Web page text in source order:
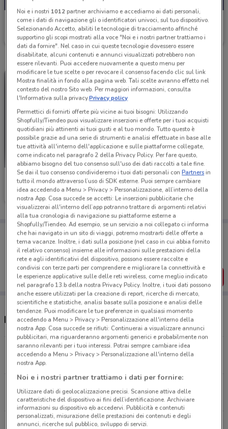
Toys Center
Scade il 26/08 2.6 km
Toys Center
Scade il 31/12 2.6 km
Porta DoveConviene sempre con te!
Puoi trovare le migliori offerte dei negozi vicino a te,
salvarle e creare la tua lista del risparmio, comodamente
dal tuo cellulare.
SCARICA L’APP
Negozi Toys Center a Pomezia
Via Pontina, Km 27,500 Area Produttiva
2.6 km
21.5 km
CHIUSO
Via Geminiano Montanari Fiumicino
Noi e i nostri 1012partner archiviamo e accediamo ai dati personali,
come i dati di navigazione gli o identificatori univoci, sul tuo dispositivo.
Selezionando Accetto, abiliti le tecnologie di tracciamento affinché
supportino gli scopi mostrati alla voce "Noi e i nostri partner trattiamo i
dati da fornire". Nel caso in cui queste tecnologie dovessero essere
disabilitate, alcuni contenuti e annunci visualizzati potrebbero non
essere rilevanti. Puoi accedere nuovamente a questo menu per
modificare le tue scelte o per revocare il consenso facendo clic sul link
Mostra finalità in fondo alla pagina web. Tali scelte avranno effetto nel
contesto del nostro Sito web. Per maggiori informazioni, consulta
l'Informativa sulla privacy.Privacy policy
Permettici di fornirti offerte più vicine ai tuoi bisogni: Utilizzando
Shopfully/Tiendeo puoi visualizzare inserzioni e offerte per i tuoi acquisti
quotidiani più attinenti ai tuoi gusti e al tuo mondo. Tutto questo è
possibile grazie ad una serie di strumenti e analisi effettuate in base alle
tue attività all'interno dell'applicazione e sulle piattaforme collegate,
come indicato nel paragrafo 2 della Privacy Policy. Per fare questo,
abbiamo bisogno del tuo consenso sull'uso dei dati raccolti a tale fine.
Se dai il tuo consenso condivideremo i tuoi dati personali conPartnersin
tutto il mondo attraverso l’uso di SDK esterne. Puoi sempre cambiare
idea accedendo a Menu > Privacy > Personalizzazione, all’interno della
nostra App. Cosa succede se accetti: Le inserzioni pubblicitarie che
visualizzerai all'interno dell’app potranno trattare di argomenti relativi
alla tua cronologia di navigazione su piattaforme esterne a
Shopfully/Tiendeo. Ad esempio, se un servizio a noi collegato ci informa
che hai navigato in un sito di viaggi, potremo mostrarti delle offerte a
tema vacanze. Inoltre, i dati sulla posizione (nel caso in cui abbia fornito
il relativo consenso) insieme alle informazioni sulle prestazioni della
rete e agli identificativi del dispositivo, possono essere raccolte e
condivisi con terze parti per comprendere e migliorare la connettività e
le esperienze applicative sulle delle reti wireless, come meglio indicato
nel paragrafo 13.b della nostra Privacy Policy. Inoltre, i tuoi dati possono
anche essere utilizzati per la creazione di report, ricerche di mercato,
scientifiche e statistiche, analisi basate sulla posizione e analisi delle
tendenze. Puoi modificare le tue preferenze in qualsiasi momento
accedendo a Menu > Privacy > Personalizzazione all'interno della
nostra App. Cosa succede se rifiuti: Continuerai a visualizzare annunci
pubblicitari, ma riguarderanno argomenti generici e probabilmente non
saranno rilevanti per i tuoi interessi. Potrai sempre cambiare idea
accedendo a Menu > Privacy > Personalizzazione all'interno della
nostra App.
Noi e i nostri partner trattiamo i dati per fornire:
Utilizzare dati di geolocalizzazione precisi. Scansione attiva delle
caratteristiche del dispositivo ai fini dell’identificazione. Archiviare
informazioni su dispositivo e/o accedervi. Pubblicità e contenuti
personalizzati, misurazione delle prestazioni dei contenuti e degli
annunci, ricerche sul pubblico, sviluppo di servizi.